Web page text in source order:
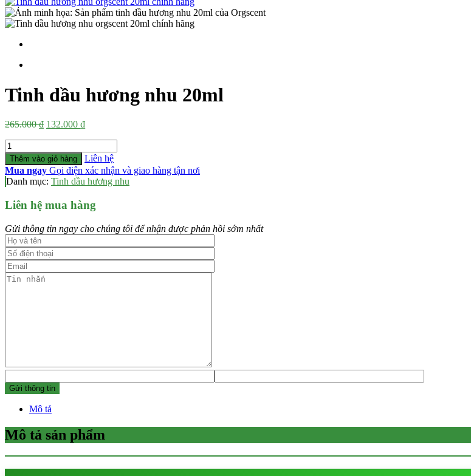
Tinh dầu hương nhu 20ml
265.000₫ Giá
265.000 ₫.
132.000 ₫Giá
là:
132.000 ₫.
Số
lượng
Thêm vào giỏ hàng
Liên hệ
Mua ngay Gọi điện xác nhận và giao hàng tận nơi
Danh mục: Tinh dầu hương nhu
Liên hệ mua hàng
Gửi thông tin ngay cho chúng tôi để nhận được phản hồi sớm nhất
Mô tả
Mô tả sản phẩm